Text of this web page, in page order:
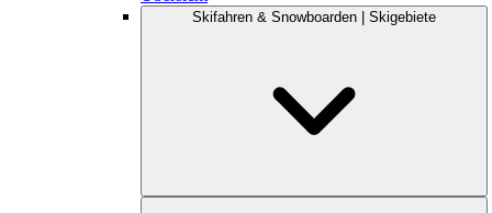
Skifahren & Snowboarden | Skigebiete